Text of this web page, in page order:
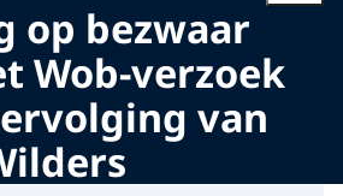
op bezwaar
Wob-verzoek
van